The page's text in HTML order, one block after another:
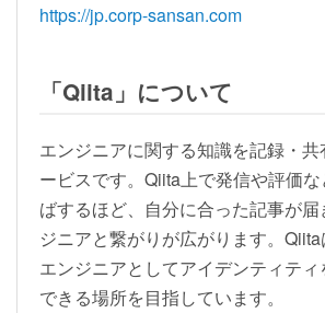
https://jp.corp-sansan.com
「Qiita」について
エンジニアに関する知識を記録・
ービスです。Qiita上で発信や評価
ばするほど、自分に合った記事が
ジニアと繋がりが広がります。
エンジニアとしてアイデンティテ
できる場所を目指しています。